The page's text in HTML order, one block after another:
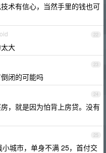
术有信心，当然手里的钱也可
22
大
23
闭的可能吗
24
，就是因为怕背上房贷。没有
25
城市，单身不满 25，首付交